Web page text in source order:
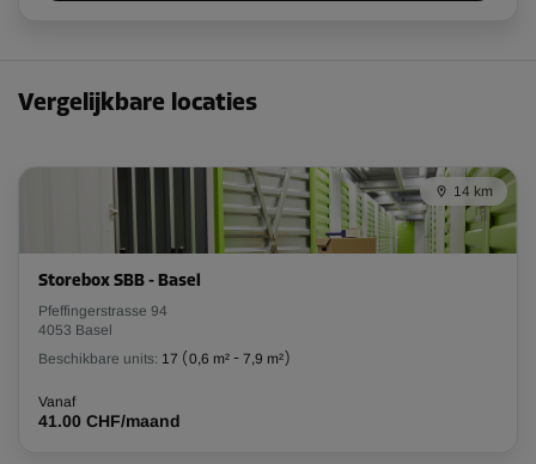
Vergelijkbare locaties
14 km
Storebox SBB - Basel
Pfeffingerstrasse 94
4053 Basel
Beschikbare units: 17 (0,6 m² - 7,9 m²)
Vanaf
41.00 CHF/maand